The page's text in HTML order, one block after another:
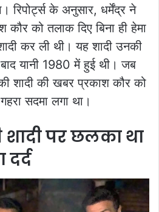
रिपोर्ट्स के अनुसार, धर्मेंद्र ने
कौर को तलाक दिए बिना ही हेमा
कर ली थी। यह शादी उनकी
यानी 1980 में हुई थी। जब
शादी की खबर प्रकाश कौर को
सदमा लगा था।
शादी पर छलका था